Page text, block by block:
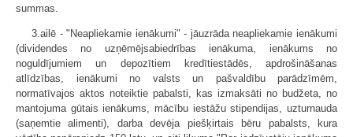
summas.
3.ailē - "Neapliekamie ienākumi" - jāuzrāda neapliekamie ienākumi
(dividendes no uzņēmējsabiedrības ienākuma, ienākums no
noguldījumiem un depozītiem kredītiestādēs, apdrošināšanas
atlīdzības, ienākumi no valsts un pašvaldību parādzīmēm,
normatīvajos aktos noteiktie pabalsti, kas izmaksāti no budžeta, no
mantojuma gūtais ienākums, mācību iestāžu stipendijas, uzturnauda
(saņemtie alimenti), darba devēja piešķirtais bēru pabalsts, kura